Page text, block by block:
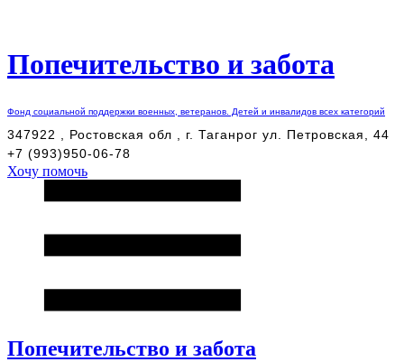
Попечительство и забота
Фонд социальной поддержки военных, ветеранов. Детей и инвалидов всех категорий
347922 , Ростовская обл , г. Таганрог ул. Петровская, 44
+7 (993)950-06-78
Хочу помочь
Попечительство и забота